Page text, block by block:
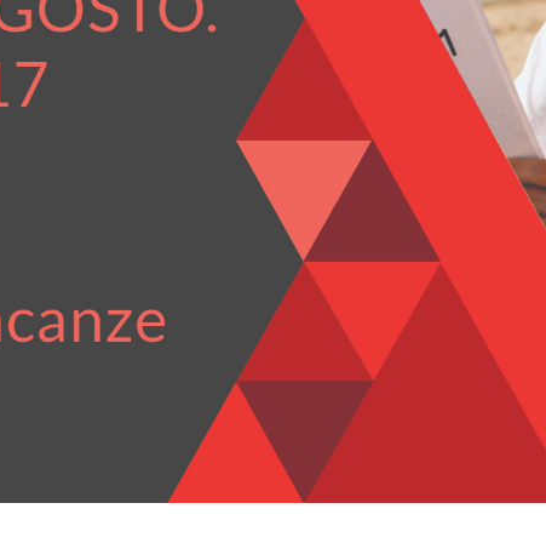
Certificati del controllo per la produzione di
DM 17/01/2018
Certificati del controllo per la produzione in fabbrica
Regolamento 305